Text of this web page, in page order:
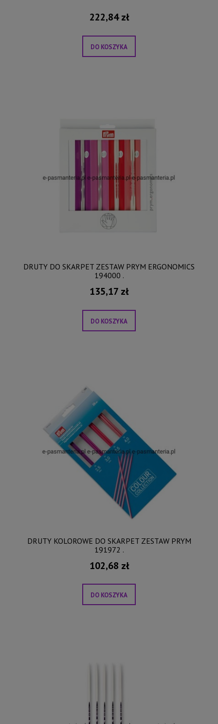
222,84 zł
DO KOSZYKA
DRUTY DO SKARPET ZESTAW PRYM ERGONOMICS
194000 .
135,17 zł
DO KOSZYKA
DRUTY KOLOROWE DO SKARPET ZESTAW PRYM
191972 .
102,68 zł
DO KOSZYKA